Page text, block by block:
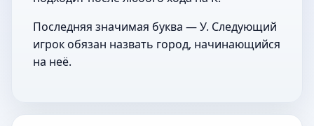
Последняя значимая буква — У. Следующий
игрок обязан назвать город, начинающийся
на неё.